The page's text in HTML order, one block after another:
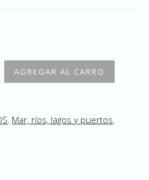
, Mar, ríos, lagos y puertos,